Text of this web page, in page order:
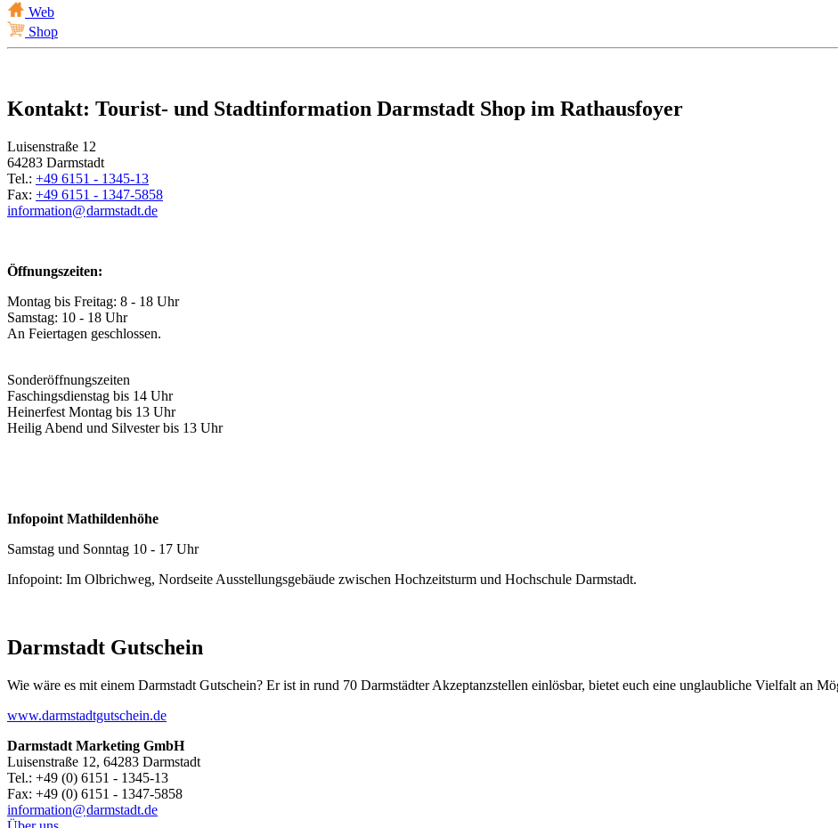
Web
Shop
Kontakt: Tourist- und Stadtinformation Darmstadt Shop im Rathausfoyer
Luisenstraße 12
64283 Darmstadt
Tel.: +49 6151 - 1345-13
Fax: +49 6151 - 1347-5858
information@darmstadt.de
Öffnungszeiten:
Montag bis Freitag: 8 - 18 Uhr
Samstag: 10 - 18 Uhr
An Feiertagen geschlossen.
Sonderöffnungszeiten
Faschingsdienstag bis 14 Uhr
Heinerfest Montag bis 13 Uhr
Heilig Abend und Silvester bis 13 Uhr
Infopoint Mathildenhöhe
Samstag und Sonntag 10 - 17 Uhr
Infopoint: Im Olbrichweg, Nordseite Ausstellungsgebäude zwischen Hochzeitsturm und Hochschule Darmstadt.
Darmstadt Gutschein
Wie wäre es mit einem Darmstadt Gutschein? Er ist in rund 70 Darmstädter Akzeptanzstellen einlösbar, bietet euch eine unglaubliche Vielfalt an
www.darmstadtgutschein.de
Darmstadt Marketing GmbH
Luisenstraße 12, 64283 Darmstadt
Tel.: +49 (0) 6151 - 1345-13
Fax: +49 (0) 6151 - 1347-5858
information@darmstadt.de